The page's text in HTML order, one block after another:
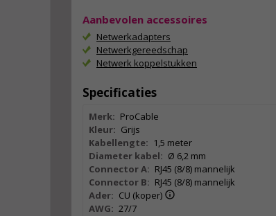
Aanbevolen accessoires
Netwerkadapters
Netwerkgereedschap
Netwerk koppelstukken
Specificaties
Merk: ProCable
Kleur: Grijs
Kabellengte: 1,5 meter
Diameter kabel: Ø 6,2 mm
Connector A: RJ45 (8/8) mannelijk
Connector B: RJ45 (8/8) mannelijk
Ader: CU (koper)
AWG: 27/7